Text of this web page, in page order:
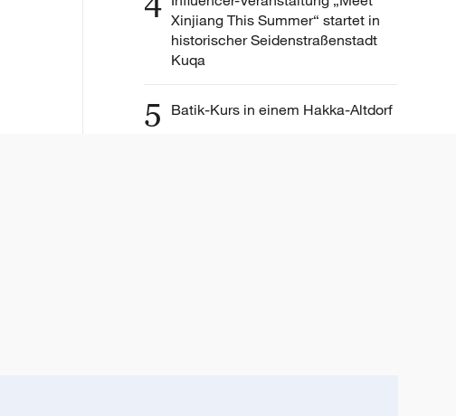
Xinjiang This Summer“ startet in
historischer Seidenstraßenstadt
Kuqa
5 Batik-Kurs in einem Hakka-Altdorf